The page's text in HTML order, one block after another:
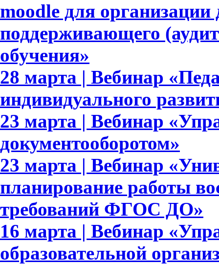
moodle для организации
поддерживающего
обучения»
28 марта | Вебинар
индивидуального
23 марта | Вебинар
документооборотом»
23 марта | Вебинар
планирование работы
требований ФГОС ДО»
16 марта | Вебинар
образовательной